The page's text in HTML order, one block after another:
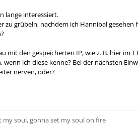
lange interessiert.
zu grübeln, nachdem ich Hannibal
mit den gespeicherten IP, wie z. B. hier im
wenn ich diese kenne? Bei der nächsten
nerven, oder?
my soul, gonna set my soul on fire